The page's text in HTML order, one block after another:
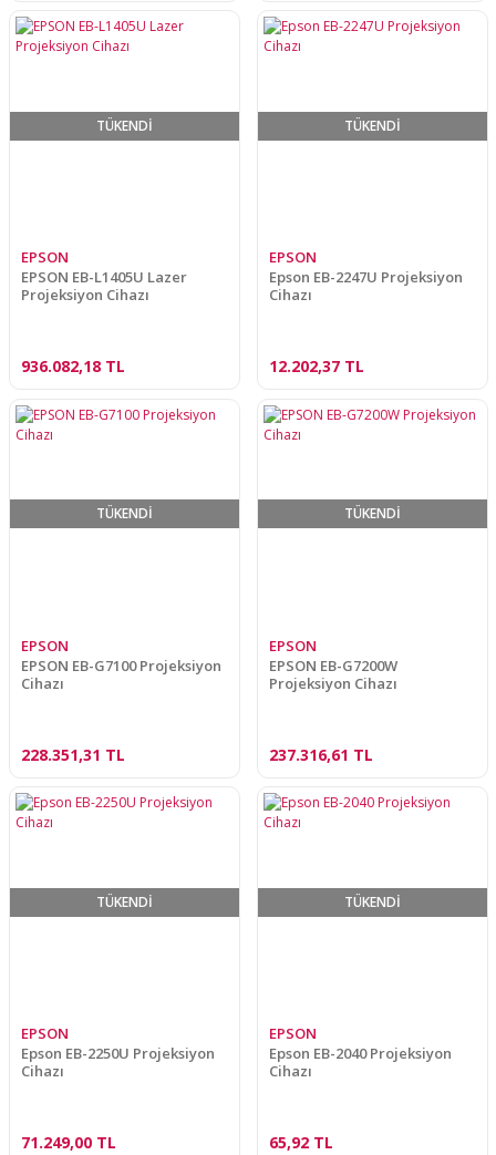
TÜKENDİ
EPSON
EPSON EB-L1405U Lazer
Projeksiyon Cihazı
936.082,18 TL
TÜKENDİ
EPSON
Epson EB-2247U Projeksiyon
Cihazı
12.202,37 TL
TÜKENDİ
EPSON
EPSON EB-G7100 Projeksiyon
Cihazı
228.351,31 TL
TÜKENDİ
EPSON
EPSON EB-G7200W
Projeksiyon Cihazı
237.316,61 TL
TÜKENDİ
EPSON
Epson EB-2250U Projeksiyon
Cihazı
71.249,00 TL
TÜKENDİ
EPSON
Epson EB-2040 Projeksiyon
Cihazı
65,92 TL